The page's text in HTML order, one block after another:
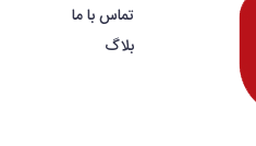
تماس با ما
بلاگ